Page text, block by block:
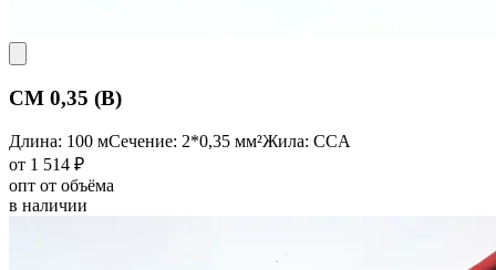
CM 0,35 (B)
Длина: 100 мСечение: 2*0,35 мм²Жила: CCA
от 1 514 ₽
опт от объёма
в наличии